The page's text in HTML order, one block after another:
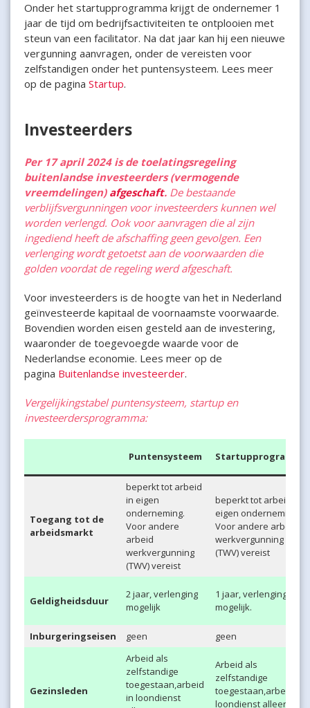
Onder het startupprogramma krijgt de ondernemer 1
jaar de tijd om bedrijfsactiviteiten te ontplooien met
steun van een facilitator. Na dat jaar kan hij een nieuwe
vergunning aanvragen, onder de vereisten voor
zelfstandigen onder het puntensysteem. Lees meer
op de pagina Startup.
Investeerders
Per 17 april 2024 is de toelatingsregeling
buitenlandse investeerders (vermogende
vreemdelingen) afgeschaft. De bestaande
verblijfsvergunningen voor investeerders kunnen wel
worden verlengd. Ook voor aanvragen die al zijn
ingediend heeft de afschaffing geen gevolgen. Een
verlenging wordt getoetst aan de voorwaarden die
golden voordat de regeling werd afgeschaft.
Voor investeerders is de hoogte van het in Nederland
geïnvesteerde kapitaal de voornaamste voorwaarde.
Bovendien worden eisen gesteld aan de investering,
waaronder de toegevoegde waarde voor de
Nederlandse economie. Lees meer op de
pagina Buitenlandse investeerder.
Vergelijkingstabel puntensysteem, startup en
investeerdersprogramma:
Puntensysteem Startupprogramma
Toegang tot de
arbeidsmarkt
beperkt tot arbeid
in eigen
onderneming.
Voor andere
arbeid
werkvergunning
(TWV) vereist
beperkt tot arbeid in
eigen onderneming.
Voor andere arbeid
werkvergunning
(TWV) vereist
Geldigheidsduur
2 jaar, verlenging
mogelijk
1 jaar, verlenging niet
mogelijk.
Inburgeringseisen geen geen
Gezinsleden
Arbeid als
zelfstandige
toegestaan,arbeid
in loondienst
Arbeid als
zelfstandige
toegestaan,arbeid in
loondienst alleen